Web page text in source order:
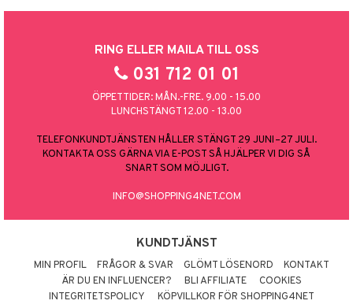
RING ELLER MAILA TILL OSS
031 712 01 01
ÖPPETTIDER: MÅN.-FRE. 9.00 - 15.00
LUNCHSTÄNGT 12.00 - 13.00
TELEFONKUNDTJÄNSTEN HÅLLER STÄNGT 29 JUNI–27 JULI.
KONTAKTA OSS GÄRNA VIA E-POST SÅ HJÄLPER VI DIG SÅ
SNART SOM MÖJLIGT.
INFO@SHOPPING4NET.COM
KUNDTJÄNST
MIN PROFIL FRÅGOR & SVAR GLÖMT LÖSENORD
KONTAKT
ÄR DU EN INFLUENCER?
BLI AFFILIATE
COOKIES
INTEGRITETSPOLICY
KÖPVILLKOR FÖR SHOPPING4NET